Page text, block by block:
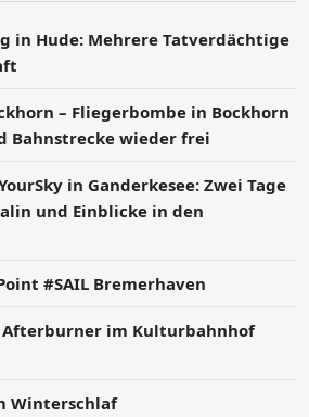
in Hude: Mehrere Tatverdächtige
– Fliegerbombe in Bockhorn
Bahnstrecke wieder frei
in Ganderkesee: Zwei Tage
und Einblicke in den
#SAIL Bremerhaven
Afterburner im Kulturbahnhof
Winterschlaf